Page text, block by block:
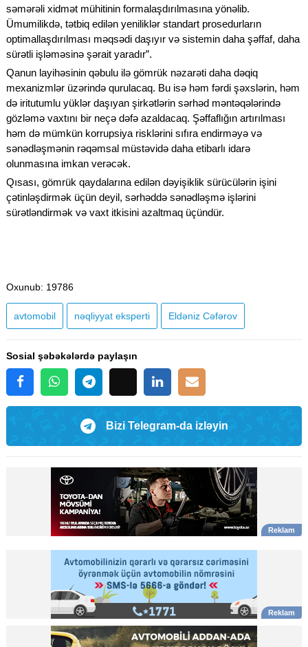
səmərəli xidmət mühitinin formalaşdırılmasına yönəlib.
Ümumilikdə, tətbiq edilən yeniliklər standart prosedurların
optimallaşdırılması məqsədi daşıyır və sistemin daha şəffaf, daha
sürətli işləməsinə şərait yaradır”.
Qanun layihəsinin qəbulu ilə gömrük nəzarəti daha dəqiq
mexanizmlər üzərində qurulacaq. Bu isə həm fərdi şəxslərin, həm
də iritutumlu yüklər daşıyan şirkətlərin sərhəd məntəqələrində
gözləmə vaxtını bir neçə dəfə azaldacaq. Şəffaflığın artırılması
həm də mümkün korrupsiya risklərini sıfıra endirməyə və
sənədləşmənin rəqəmsal müstəvidə daha etibarlı idarə
olunmasına imkan verəcək.
Qısası, gömrük qaydalarına edilən dəyişiklik sürücülərin işini
çətinləşdirmək üçün deyil, sərhəddə sənədləşmə işlərini
sürətləndirmək və vaxt itkisini azaltmaq üçündür.
Oxunub: 19786
avtomobil nəqliyyat eksperti Eldəniz Cəfərov
Sosial şəbəkələrdə paylaşın
Bizi Telegram-da izləyin